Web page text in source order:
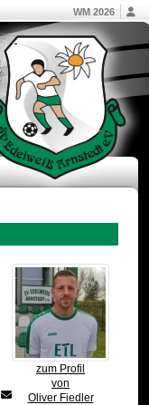
WM 2026
zum Profil
von
Oliver Fiedler